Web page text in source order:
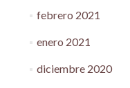
febrero 2021
enero 2021
diciembre 2020